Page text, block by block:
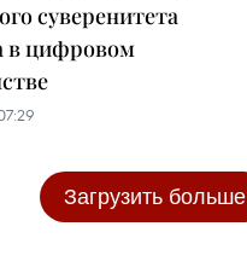
суверенитета
в цифровом
Загрузить больше